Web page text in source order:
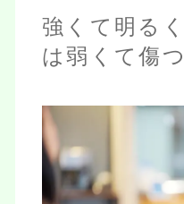
強くて明る
は弱くて傷